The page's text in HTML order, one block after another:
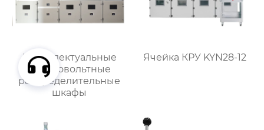
Интеллектуальные
высоковольтные
распределительные
шкафы
Ячейка КРУ KYN28-12